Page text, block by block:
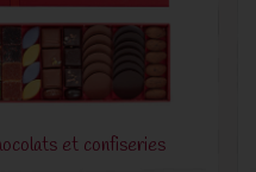
et confiseries